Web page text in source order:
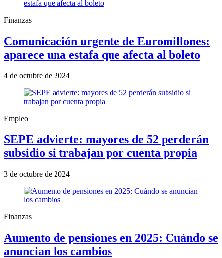
Finanzas
Comunicación urgente de Euromillones:
aparece una estafa que afecta al boleto
4 de octubre de 2024
Empleo
SEPE advierte: mayores de 52 perderán
subsidio si trabajan por cuenta propia
3 de octubre de 2024
Finanzas
Aumento de pensiones en 2025: Cuándo se
anuncian los cambios